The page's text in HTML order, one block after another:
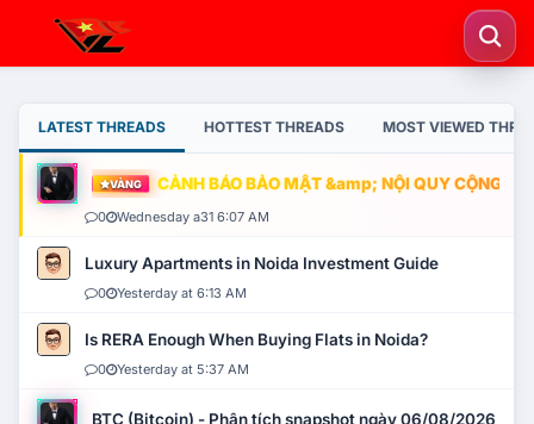
LATEST THREADS HOTTEST THREADS MOST VIEWED
VÀNG CẢNH BÁO BẢO MẬT &amp; NỘI QUY CỘNG
0 Wednesday a31 6:07 AM
Luxury Apartments in Noida Investment Guide
0 Yesterday at 6:13 AM
Is RERA Enough When Buying Flats in Noida?
0 Yesterday at 5:37 AM
BTC (Bitcoin) - Phân tích snapshot ngày 06/08/2026